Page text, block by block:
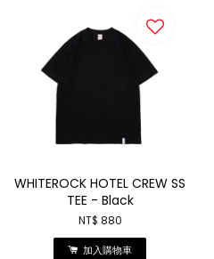
WHITEROCK HOTEL CREW SS
TEE - Black
NT$ 880
加入購物車